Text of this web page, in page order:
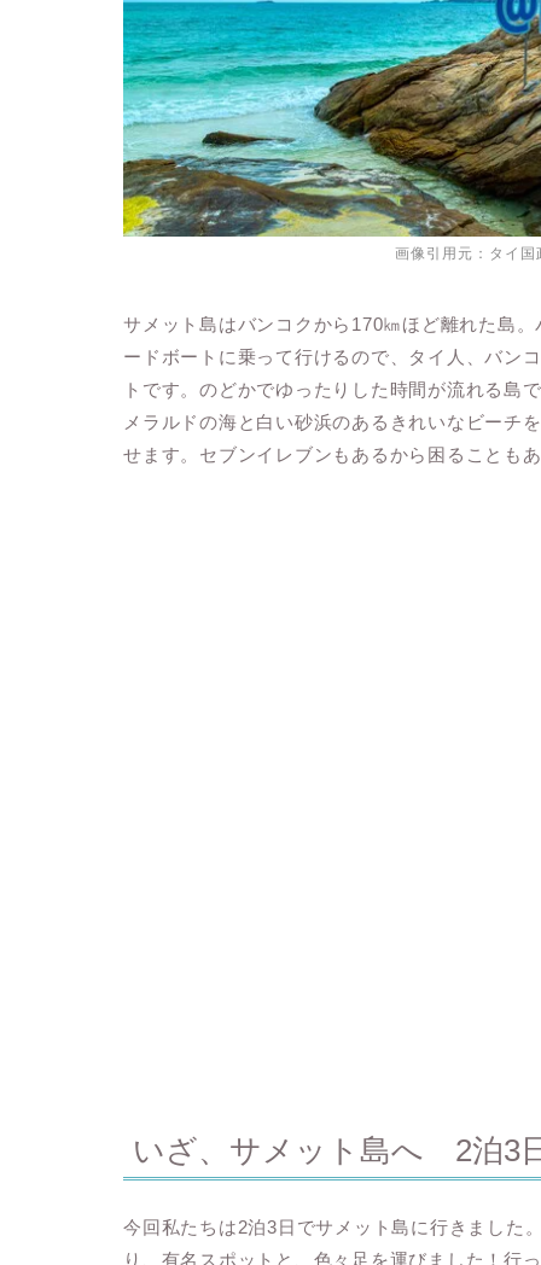
画像引用元：タイ
サメット島はバンコクから170㎞ほど離れた島
ードボートに乗って行けるので、タイ人、バン
トです。のどかでゆったりした時間が流れる島
メラルドの海と白い砂浜のあるきれいなビーチ
せます。セブンイレブンもあるから困ることも
いざ、サメット島へ 2泊3
今回私たちは2泊3日でサメット島に行きました
り、有名スポットと、色々足を運びました！行